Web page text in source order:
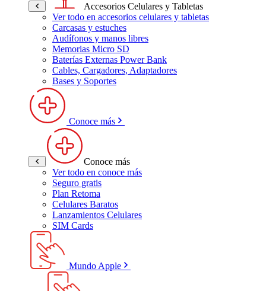
Accesorios Celulares y Tabletas
Ver todo en accesorios celulares y tabletas
Carcasas y estuches
Audífonos y manos libres
Memorias Micro SD
Baterías Externas Power Bank
Cables, Cargadores, Adaptadores
Bases y Soportes
Conoce más
Conoce más
Ver todo en conoce más
Seguro gratis
Plan Retoma
Celulares Baratos
Lanzamientos Celulares
SIM Cards
Mundo Apple